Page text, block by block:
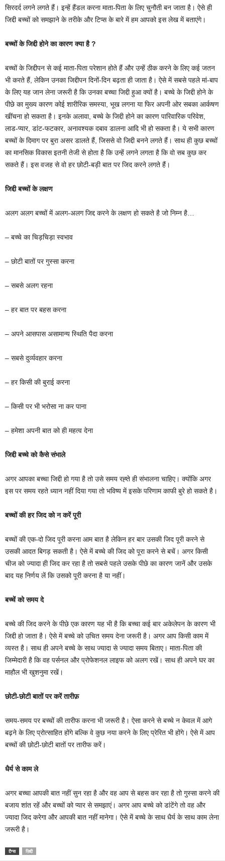
सिरदर्द लगने लगते हैं। इन्हें हैंडल करना माता-पिता के लिए चुनौती बन जाता है। ऐसे ही
जिद्दी बच्चों को समझाने के तरीके और टिप्स के बारे में हम आपको इस लेख में बताएंगे।
बच्चों के जिद्दी होने का कारण क्या है ?
बच्चों के जिद्दीपन से कई माता-पिता परेशान होते हैं और उन्हें ठीक करने के लिए कई जतन
भी करते हैं, लेकिन उनका जिद्दीपन दिनों-दिन बढ़ता ही जाता है। ऐसे में सबसे पहले मां-बाप
के लिए यह जान लेना जरूरी है कि उनका बच्चा जिद्दी हुआ क्यों है। बच्चे के जिद्दी होने के
पीछे का मुख्य कारण कोई शारीरिक समस्या, भूख लगना या फिर अपनी ओर सबका आर्कषण
खींचना हो सकता है। इनके अलावा, बच्चे के जिद्दी होने का कारण पारिवारिक परिवेश,
लाड-प्यार, डांट-फटकार, अनावश्यक दबाव डालना आदि भी हो सकता है। ये सभी कारण
बच्चों के दिमाग पर बुरा असर डालते हैं, जिससे वो जिद्दी बनने लगते हैं। साथ ही कुछ बच्चों
का मानसिक विकास इतनी तेजी से होता है कि उन्हें लगने लगता है कि वो सब कुछ कर
सकते हैं। इस वजह से वो हर छोटी-बड़ी बात पर जिद करने लगते हैं।
जिद्दी बच्चों के लक्षण
अलग अलग बच्चों में अलग-अलग जिद्द करने के लक्षण हो सकते है जो निम्न है…
– बच्चे का चिड़चिड़ा स्वभाव
– छोटी बातों पर गुस्सा करना
– सबसे अलग रहना
– हर बात पर बहस करना
– अपने आसपास असामान्य स्थिति पैदा करना
– सबसे दुर्व्यवहार करना
– हर किसी की बुराई करना
– किसी पर भी भरोसा ना कर पाना
– हमेशा अपनी बात को ही महत्व देना
जिद्दी बच्चे को कैसे संभाले
अगर आपका बच्चा जिद्दी हो गया है तो उसे समय रह्ते ही संभालना चाहिए। क्योंकि अगर
इस पर समय रहते ध्यान नहीं दिया गया तो भविष्य में इसके परिणाम काफी बुरे हो सकते है।
बच्चों की हर जिद को न करें पूरी
बच्चों की एक-दो जिद पूरी करना आम बात है लेकिन हर बार उसकी जिद पूरी करने से
उसकी आदत बिगड़ सकती है। ऐसे में बच्चे की जिद को पूरा करने से बचें। अगर किसी
चीज को ज्यादा ही जिद कर रहा है तो सबसे पहले उसके पीछे का कारण जानें और उसके
बाद यह निर्णय लें कि उसको पूरी करना है या नहीं।
बच्चें को समय दे
बच्चे की जिद करने के पीछे एक कारण यह भी है कि बच्चा कई बार अकेलेपन के कारण भी
जिद्दी हो जाता है। ऐसे में बच्चे को उचित समय देना जरूरी है। अगर आप किसी काम में
व्यस्त है। साथ ही अपने बच्चे के साथ ज्यादा से ज्यादा समय बिताए। माता-पिता की
जिम्मेदारी है कि वह पर्सनल और प्रोफेशनल लाइफ को अलग रखें। साथ ही अपने घर का
माहौल भी खुशनुमा रखें।
छोटी-छोटी बातों पर करें तारीफ़
समय-समय पर बच्चों की तारीफ करना भी जरूरी है। ऐसा करने से बच्चे न केवल में आगे
बढ़ने के लिए प्रोत्साहित होंगे बल्कि वे कुछ नया करने के लिए प्रेरित भी होंगे। ऐसे में आप
बच्चों की छोटी-छोटी बातों पर तारीफ करें।
धैर्य से काम ले
अगर बच्चा आपकी बात नहीं सुन रहा है और वह आप से बहस कर रहा है तो गुस्सा करने की
बजाय शांत रहें और बच्चों को प्यार से समझाएं। अगर आप बच्चे को डांटेंगे तो वह और
ज्यादा जिद करेगा और आपकी बात नहीं मानेगा। ऐसे में बच्चे के साथ धैर्य के साथ काम लेना
जरूरी है।
टैग्स ज़िद्दी